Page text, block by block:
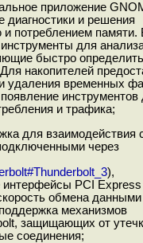
приложение
диагностики и решения
и потреблением памяти.
для
быстро определить
накопителей
удаления временных
инструментов
и трафика;
для взаимодействия
через
),
PCI Express
обмена данными
механизмов
защищающих от
соединения;